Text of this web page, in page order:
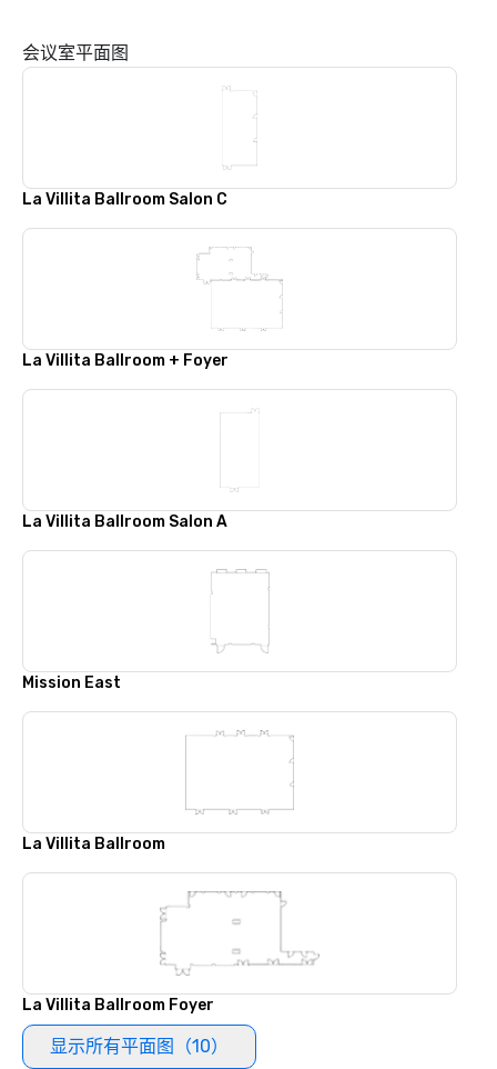
会议室平面图
La Villita Ballroom Salon C
La Villita Ballroom + Foyer
La Villita Ballroom Salon A
Mission East
La Villita Ballroom
La Villita Ballroom Foyer
显示所有平面图（10）